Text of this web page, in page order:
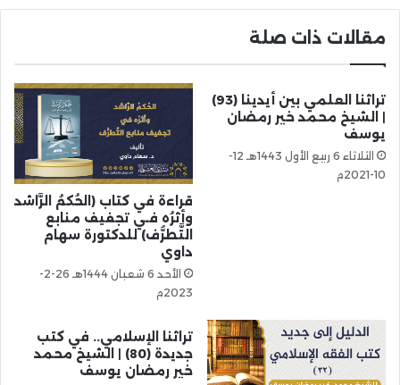
مقالات ذات صلة
تراثنا العلمي بين أيدينا (93)
| الشيخ محمد خير رمضان
يوسف
الثلاثاء 6 ربيع الأول 1443هـ 12-
10-2021م
قراءة في كتاب (الحُكمُ الرَّاشد
وأثرُه فـي تجفيف منابع
التَّطرُّف) للدكتورة سهام
داوي
الأحد 6 شعبان 1444هـ 26-2-
2023م
تراثنا الإسلامي.. في كتب
جديدة (80) | الشيخ محمد
خير رمضان يوسف